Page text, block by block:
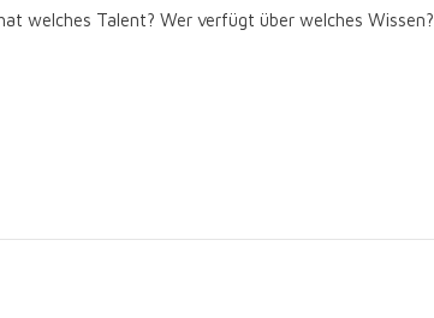
welches Talent? Wer verfügt über welches Wissen?